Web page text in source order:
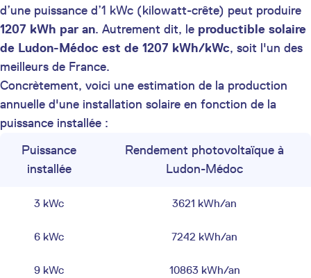
d’une puissance d’1 kWc (kilowatt-crête) peut produire
1207 kWh par an. Autrement dit, le productible solaire
de Ludon-Médoc est de 1207 kWh/kWc, soit l'un des
meilleurs de France.
Concrètement, voici une estimation de la production
annuelle d'une installation solaire en fonction de la
puissance installée :
Puissance
installée
Rendement photovoltaïque à
Ludon-Médoc
3 kWc 3621 kWh/an
6 kWc 7242 kWh/an
9 kWc 10863 kWh/an